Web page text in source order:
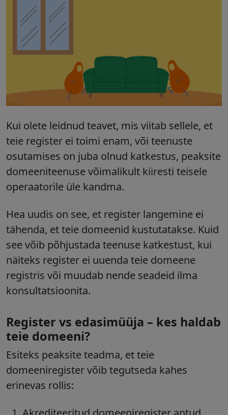
Kui olete leidnud teavet, mis viitab sellele, et
teie register ei toimi enam, või teenuste
osutamises on juba olnud katkestus, peaksite
domeeniteenuse võimalikult kiiresti teisele
operaatorile üle kandma.
Hea uudis on see, et register langemine ei
tähenda, et teie domeenid kustutatakse. Kuid
see võib põhjustada teenuse katkestust, kui
näiteks register ei uuenda teie domeene
registris või muudab nende seadeid ilma
konsultatsioonita.
Register vs edasimüüja – kes haldab
teie domeeni?
Esiteks peaksite teadma, et teie
domeeniregister võib tegutseda kahes
erinevas rollis: